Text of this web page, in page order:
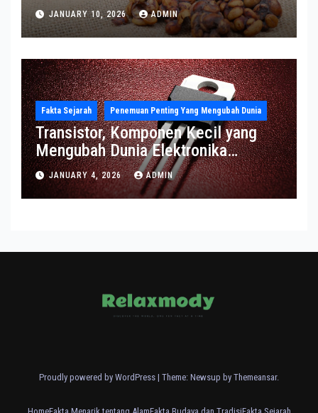
JANUARY 10, 2026 ADMIN
Fakta Sejarah Penemuan Penting Yang Mengubah Dunia
Transistor, Komponen Kecil yang
Mengubah Dunia Elektronika
Modern
JANUARY 4, 2026 ADMIN
Proudly powered by WordPress | Theme: Newsup by Themeansar.